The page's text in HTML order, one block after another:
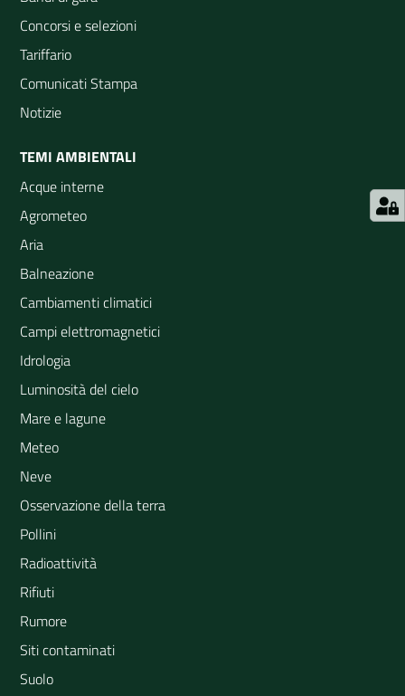
Concorsi e selezioni
Tariffario
Comunicati Stampa
Notizie
TEMI AMBIENTALI
Acque interne
Agrometeo
Aria
Balneazione
Cambiamenti climatici
Campi elettromagnetici
Idrologia
Luminosità del cielo
Mare e lagune
Meteo
Neve
Osservazione della terra
Pollini
Radioattività
Rifiuti
Rumore
Siti contaminati
Suolo